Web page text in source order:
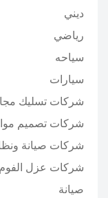
ديني
رياضي
سياحه
سيارات
شركات تسليك
شركات تصميم
شركات صيانة
شركات عزل الفوم
صيانة